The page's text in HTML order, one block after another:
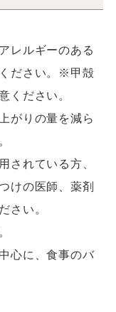
レルギーのある
ださい。※甲殻
ください。
がりの量を減ら
されている方、
けの医師、薬剤
さい。
心に、食事のバ